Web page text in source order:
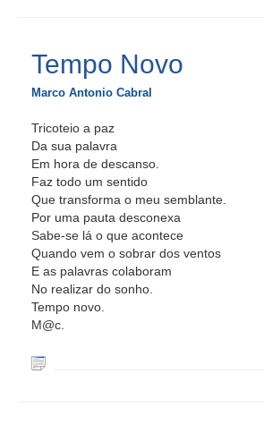
Tempo Novo
Marco Antonio Cabral
Tricoteio a paz
Da sua palavra
Em hora de descanso.
Faz todo um sentido
Que transforma o meu semblante.
Por uma pauta desconexa
Sabe-se lá o que acontece
Quando vem o sobrar dos ventos
E as palavras colaboram
No realizar do sonho.
Tempo novo.
M@c.